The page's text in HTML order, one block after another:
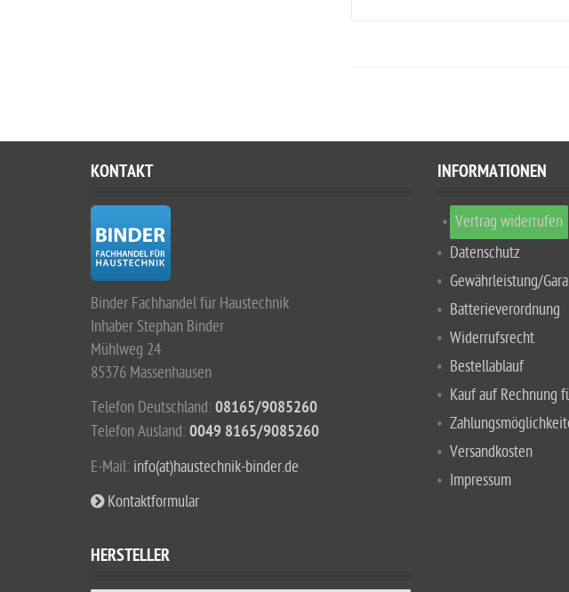
KONTAKT
Binder Fachhandel für Haustechnik
Inhaber Stephan Binder
Mühlweg 24
85376 Massenhausen
Telefon Deutschland: 08165/9085260
Telefon Ausland: 0049 8165/9085260
E-Mail: info(at)haustechnik-binder.de
Kontaktformular
INFORMATIONEN
Vertrag widerrufen
Datenschutz
Gewährleistung/
Batterieverordnung
Widerrufsrecht
Bestellablauf
Kauf auf Rechnung
Versandkosten
Impressum
HERSTELLER